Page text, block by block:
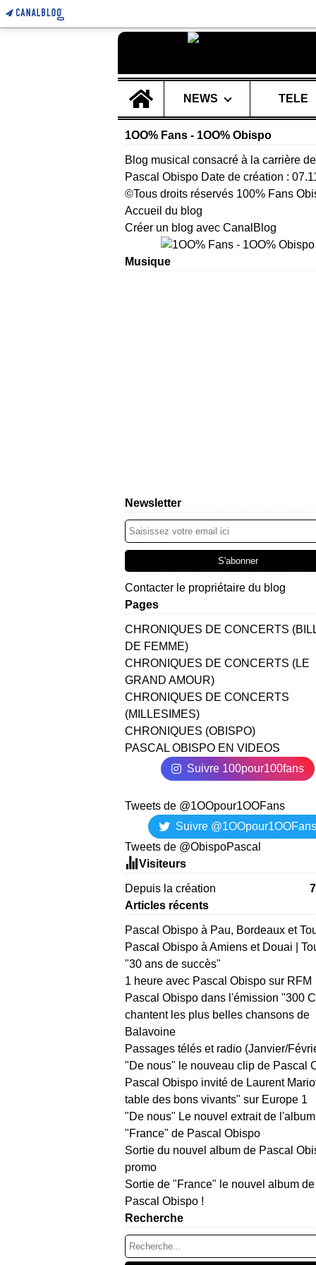
NEWS
TELE
1OO% Fans - 1OO% Obispo
Blog musical consacré à la carrière de
Pascal Obispo Date de création :
©Tous droits réservés 100% Fans
Accueil du blog
Créer un blog avec CanalBlog
Musique
Newsletter
Contacter le propriétaire du blog
Pages
CHRONIQUES DE CONCERTS
DE FEMME)
CHRONIQUES DE CONCERTS (LE
GRAND AMOUR)
CHRONIQUES DE CONCERTS
(MILLESIMES)
CHRONIQUES (OBISPO)
PASCAL OBISPO EN VIDEOS
Suivre 100pour100fans
Tweets de @1OOpour1OOFans
Suivre @1OOpour1OOFans
Tweets de @ObispoPascal
Visiteurs
Depuis la création
Articles récents
Pascal Obispo à Pau, Bordeaux et
Pascal Obispo à Amiens et Douai |
"30 ans de succès"
1 heure avec Pascal Obispo sur RFM
Pascal Obispo dans l'émission "300
chantent les plus belles chansons de
Balavoine
Passages télés et radio (Janvier/
"De nous" le nouveau clip de Pascal
Pascal Obispo invité de Laurent
table des bons vivants" sur Europe 1
"De nous" Le nouvel extrait de l'album
"France" de Pascal Obispo
Sortie du nouvel album de Pascal
promo
Sortie de "France" le nouvel album de
Pascal Obispo !
Recherche